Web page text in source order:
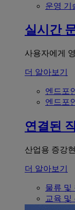
운영 기
실시간
사용자에게
더 알아보기
엔드포
엔드포
연결된
산업용 증강
더 알아보기
물류 및
교육 및